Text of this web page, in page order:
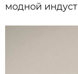
модной